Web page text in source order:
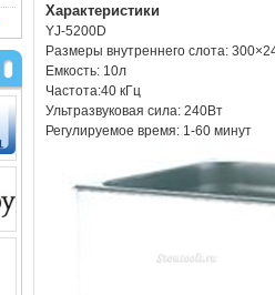
Характеристики
YJ-5200D
Размеры внутреннего слота:
Емкость: 10л
Частота:40 кГц
Ультразвуковая сила: 240Вт
Регулируемое время: 1-60 минут